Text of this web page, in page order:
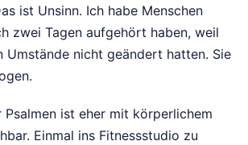
ist Unsinn. Ich habe Menschen
zwei Tagen aufgehört haben, weil
Umstände nicht geändert hatten. Sie
Psalmen ist eher mit körperlichem
Einmal ins Fitnessstudio zu